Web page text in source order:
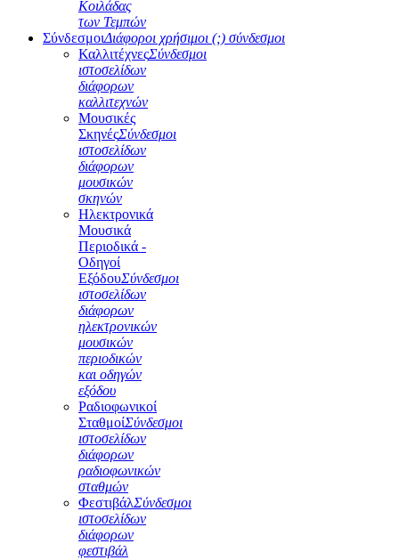
Κοιλάδας
των Τεμπών
ΣύνδεσμοιΔιάφοροι χρήσιμοι (;) σύνδεσμοι
ΚαλλιτέχνεςΣύνδεσμοι
ιστοσελίδων
διάφορων
καλλιτεχνών
Μουσικές
ΣκηνέςΣύνδεσμοι
ιστοσελίδων
διάφορων
μουσικών
σκηνών
Ηλεκτρονικά
Μουσικά
Περιοδικά -
Οδηγοί
ΕξόδουΣύνδεσμοι
ιστοσελίδων
διάφορων
ηλεκτρονικών
μουσικών
περιοδικών
και οδηγών
εξόδου
Ραδιοφωνικοί
ΣταθμοίΣύνδεσμοι
ιστοσελίδων
διάφορων
ραδιοφωνικών
σταθμών
ΦεστιβάλΣύνδεσμοι
ιστοσελίδων
διάφορων
φεστιβάλ